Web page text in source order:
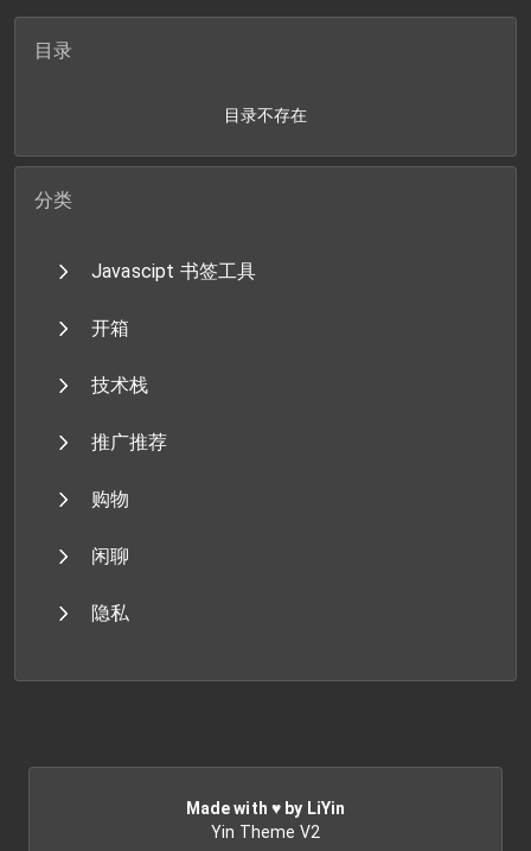
目录
目录不存在
分类
Javascipt 书签工具
开箱
技术栈
推广推荐
购物
闲聊
隐私
Made with ♥ by LiYin
Yin Theme V2